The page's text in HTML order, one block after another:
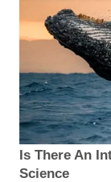
Is There An
Science